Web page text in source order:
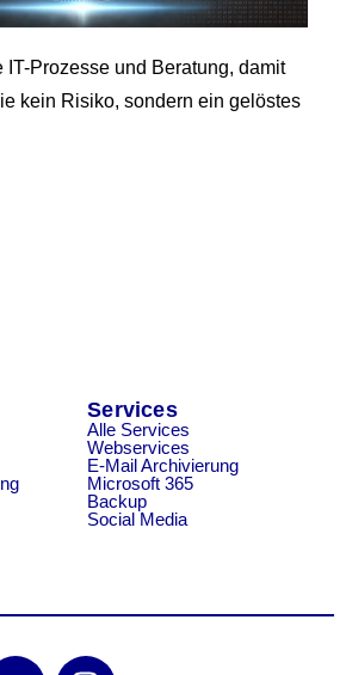
IT-Prozesse und Beratung, damit
kein Risiko, sondern ein gelöstes
Services
Alle Services
Webservices
E-Mail Archivierung
Microsoft 365
Backup
Social Media